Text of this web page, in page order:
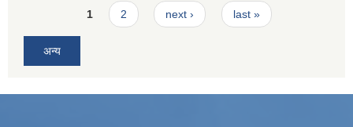
Pages1 2 next › last »
अन्य